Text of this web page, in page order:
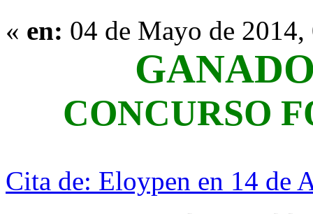
« en: 04 de Mayo de
CONCURSO
Cita de: Eloypen en 14 de